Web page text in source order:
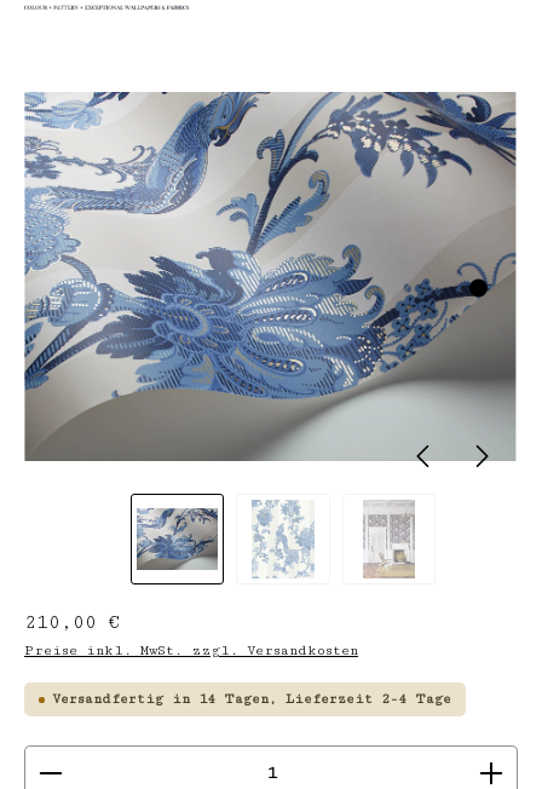
Regulärer Preis:
210,00 €
Preise inkl. MwSt. zzgl. Versandkosten
Versandfertig in 14 Tagen, Lieferzeit 2-4 Tage
Produkt Anzahl: Gib den gewünschten